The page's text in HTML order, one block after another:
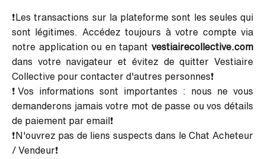
❗Les transactions sur la plateforme sont les seules qui
sont légitimes. Accédez toujours à votre compte via
notre application ou en tapant vestiairecollective.com
dans votre navigateur et évitez de quitter Vestiaire
Collective pour contacter d'autres personnes❗
❗Vos informations sont importantes : nous ne vous
demanderons jamais votre mot de passe ou vos détails
de paiement par email❗
❗N'ouvrez pas de liens suspects dans le Chat Acheteur
/ Vendeur❗